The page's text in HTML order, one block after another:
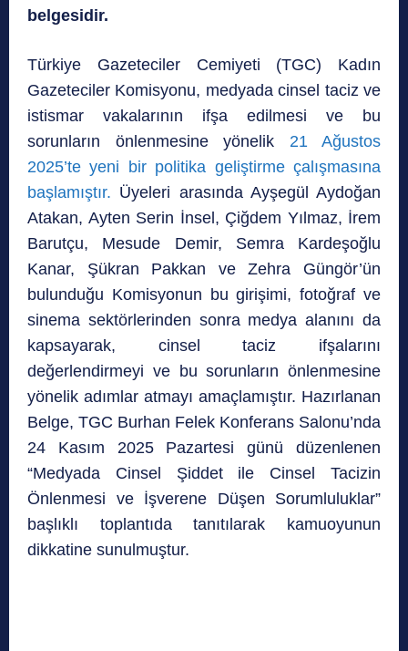
belgesidir.
Türkiye Gazeteciler Cemiyeti (TGC) Kadın
Gazeteciler Komisyonu, medyada cinsel taciz ve
istismar vakalarının ifşa edilmesi ve bu
sorunların önlenmesine yönelik 21 Ağustos
2025’te yeni bir politika geliştirme çalışmasına
başlamıştır. Üyeleri arasında Ayşegül Aydoğan
Atakan, Ayten Serin İnsel, Çiğdem Yılmaz, İrem
Barutçu, Mesude Demir, Semra Kardeşoğlu
Kanar, Şükran Pakkan ve Zehra Güngör’ün
bulunduğu Komisyonun bu girişimi, fotoğraf ve
sinema sektörlerinden sonra medya alanını da
kapsayarak, cinsel taciz ifşalarını
değerlendirmeyi ve bu sorunların önlenmesine
yönelik adımlar atmayı amaçlamıştır. Hazırlanan
Belge, TGC Burhan Felek Konferans Salonu’nda
24 Kasım 2025 Pazartesi günü düzenlenen
“Medyada Cinsel Şiddet ile Cinsel Tacizin
Önlenmesi ve İşverene Düşen Sorumluluklar”
başlıklı toplantıda tanıtılarak kamuoyunun
dikkatine sunulmuştur.